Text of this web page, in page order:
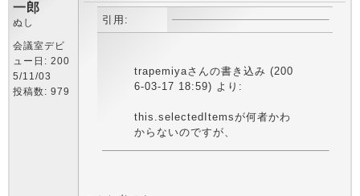
一郎
ぬし
会議室デビ
ュー日: 200
5/11/03
投稿数: 979
引用:
trapemiyaさんの書き込み (200
6-03-17 18:59) より:
this.selectedItemsが何者かわ
からないのですが、